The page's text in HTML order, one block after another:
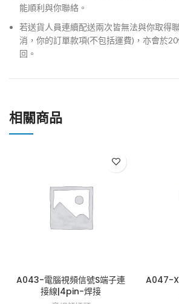
能順利與你聯絡。
若送貨人員連續配送兩次皆無法與你取得
消，你的訂單款項(不包括運費)，亦會於
回。
相關商品
A043-電腦視頻信號S端子連
接線|4pin-焊接
A047-